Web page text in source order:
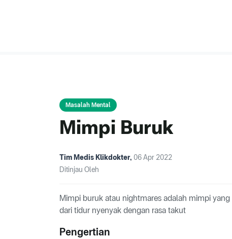
Masalah Mental
Mimpi Buruk
Tim Medis Klikdokter, 06 Apr 2022
Ditinjau Oleh
Mimpi buruk atau nightmares adalah mimpi
dari tidur nyenyak dengan rasa takut
Pengertian